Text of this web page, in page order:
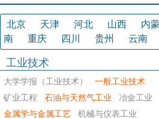
北京 天津 河北 山西 内
南
重庆 四川 贵州 云南
工业技术
大学学报（工业技术）
一般工业技术
矿业工程
石油与天然气工业
冶金工业
金属学与金属工艺
机械与仪表工业